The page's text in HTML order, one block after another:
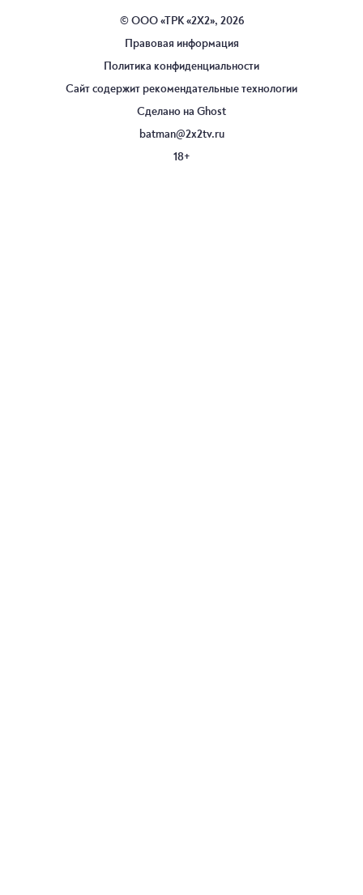
© ООО «ТРК «2Х2», 2026
Правовая информация
Политика конфиденциальности
Сайт содержит рекомендательные технологии
Сделано на Ghost
batman@2x2tv.ru
18+